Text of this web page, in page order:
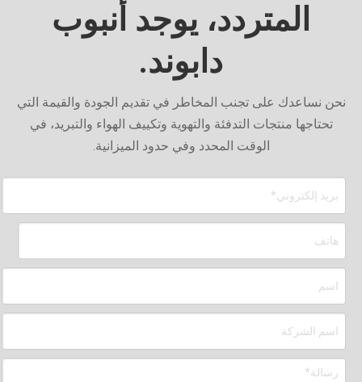
المتردد، يوجد أنبوب
دابوند.
نحن نساعدك على تجنب المخاطر في تقديم الجودة والقيمة التي
تحتاجها منتجات التدفئة والتهوية وتكييف الهواء والتبريد، في
الوقت المحدد وفي حدود الميزانية.